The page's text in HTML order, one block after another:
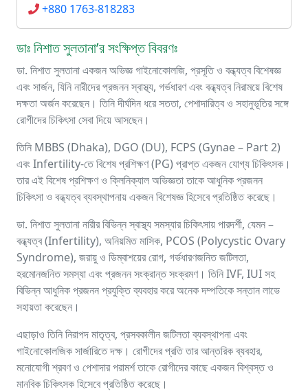
+880 1763-818283
ডাঃ নিশাত সুলতানা’র সংক্ষিপ্ত বিবরণঃ
ডা. নিশাত সুলতানা একজন অভিজ্ঞ গাইনোকোলজি, প্রসূতি ও বন্ধ্যত্ব বিশেষজ্ঞ
এবং সার্জন, যিনি নারীদের প্রজনন স্বাস্থ্য, গর্ভধারণ এবং বন্ধ্যত্ব নিরাময়ে বিশেষ
দক্ষতা অর্জন করেছেন। তিনি দীর্ঘদিন ধরে সততা, পেশাদারিত্ব ও সহানুভূতির সঙ্গে
রোগীদের চিকিৎসা সেবা দিয়ে আসছেন।
তিনি MBBS (Dhaka), DGO (DU), FCPS (Gynae – Part 2)
এবং Infertility-তে বিশেষ প্রশিক্ষণ (PG) প্রাপ্ত একজন যোগ্য চিকিৎসক।
তার এই বিশেষ প্রশিক্ষণ ও ক্লিনিক্যাল অভিজ্ঞতা তাকে আধুনিক প্রজনন
চিকিৎসা ও বন্ধ্যত্ব ব্যবস্থাপনায় একজন বিশেষজ্ঞ হিসেবে প্রতিষ্ঠিত করেছে।
ডা. নিশাত সুলতানা নারীর বিভিন্ন স্বাস্থ্য সমস্যার চিকিৎসায় পারদর্শী, যেমন –
বন্ধ্যত্ব (Infertility), অনিয়মিত মাসিক, PCOS (Polycystic Ovary
Syndrome), জরায়ু ও ডিম্বাশয়ের রোগ, গর্ভধারণজনিত জটিলতা,
হরমোনজনিত সমস্যা এবং প্রজনন সংক্রান্ত সংক্রমণ। তিনি IVF, IUI সহ
বিভিন্ন আধুনিক প্রজনন প্রযুক্তি ব্যবহার করে অনেক দম্পতিকে সন্তান লাভে
সহায়তা করেছেন।
এছাড়াও তিনি নিরাপদ মাতৃত্ব, প্রসবকালীন জটিলতা ব্যবস্থাপনা এবং
গাইনোকোলজিক সার্জারিতে দক্ষ। রোগীদের প্রতি তার আন্তরিক ব্যবহার,
মনোযোগী শ্রবণ ও পেশাদার পরামর্শ তাকে রোগীদের কাছে একজন বিশ্বস্ত ও
মানবিক চিকিৎসক হিসেবে প্রতিষ্ঠিত করেছে।